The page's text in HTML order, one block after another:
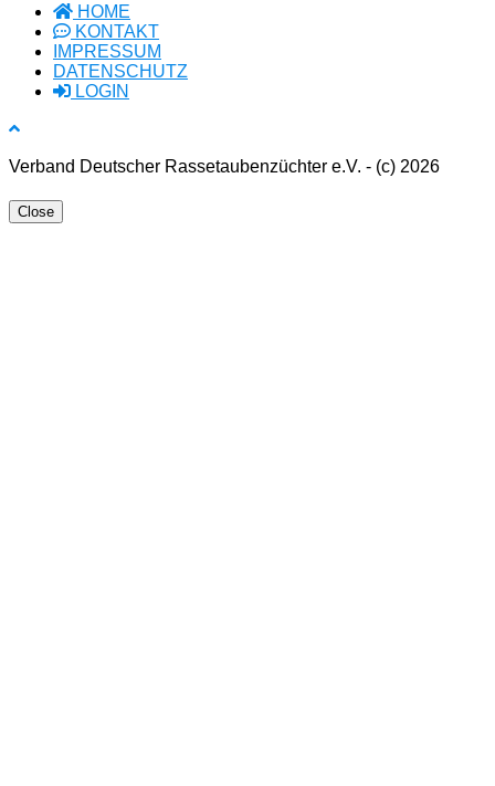
HOME
KONTAKT
IMPRESSUM
DATENSCHUTZ
LOGIN
Verband Deutscher Rassetaubenzüchter e.V. - (c) 2026
Close